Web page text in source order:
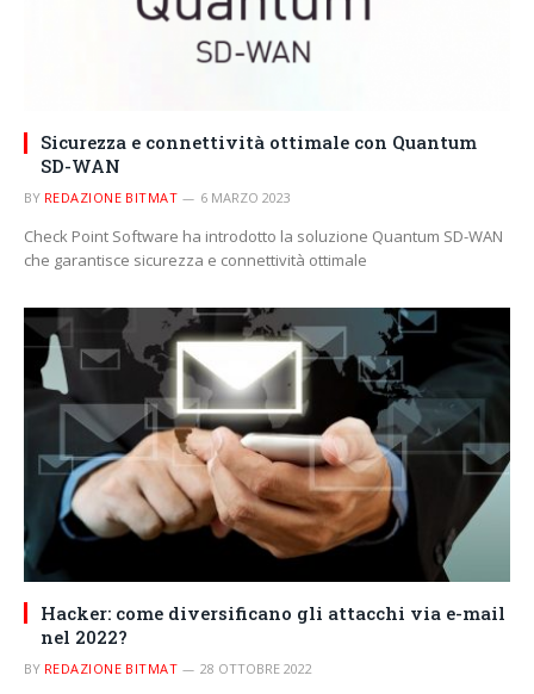
Sicurezza e connettività ottimale con Quantum
SD-WAN
BY REDAZIONE BITMAT 6 MARZO 2023
Check Point Software ha introdotto la soluzione Quantum SD-WAN
che garantisce sicurezza e connettività ottimale
Hacker: come diversificano gli attacchi via e-mail
nel 2022?
BY REDAZIONE BITMAT 28 OTTOBRE 2022